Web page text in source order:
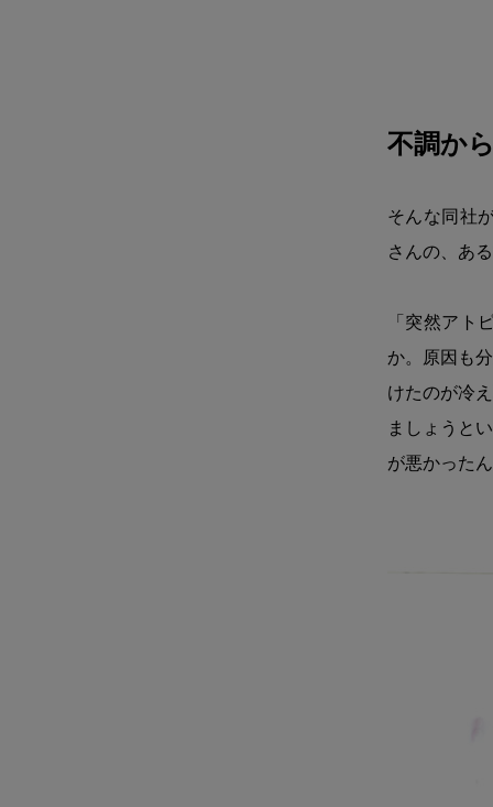
不調か
そんな同社
さんの、あ
「突然アト
か。原因も
けたのが冷
ましょうと
が悪かった